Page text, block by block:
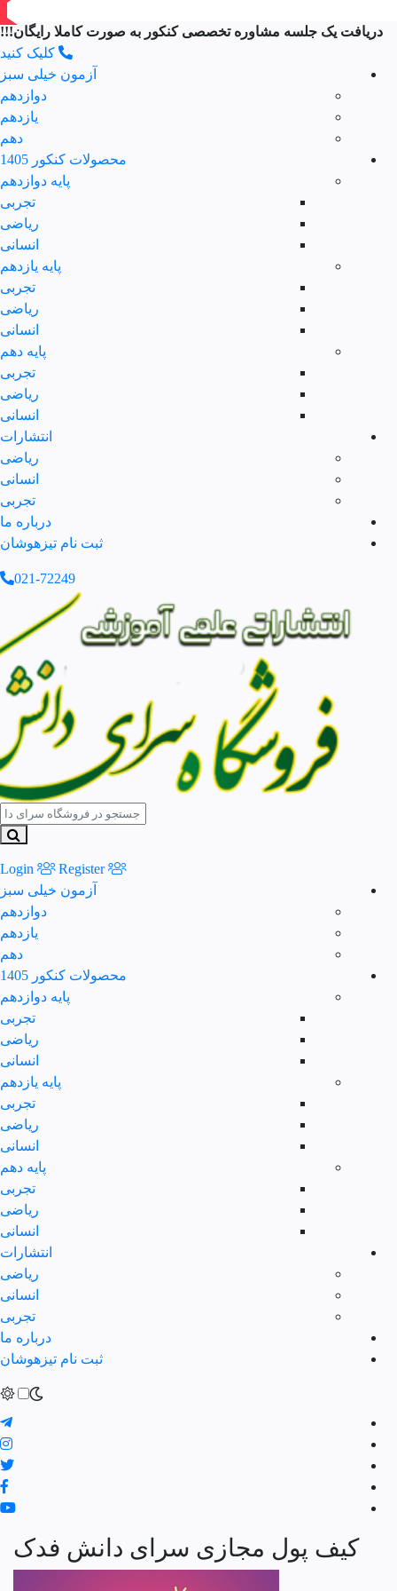
دریافت یک جلسه مشاوره تخصصی کنکور به صورت کاملا رایگان!!!
کلیک کنید
آزمون خیلی سبز
دوازدهم
یازدهم
دهم
محصولات کنکور 1405
پایه دوازدهم
تجربی
ریاضی
انسانی
پایه یازدهم
تجربی
ریاضی
انسانی
پایه دهم
تجربی
ریاضی
انسانی
انتشارات
ریاضی
انسانی
تجربی
درباره ما
ثبت نام تیزهوشان
021-72249
Login
Register
آزمون خیلی سبز
دوازدهم
یازدهم
دهم
محصولات کنکور 1405
پایه دوازدهم
تجربی
ریاضی
انسانی
پایه یازدهم
تجربی
ریاضی
انسانی
پایه دهم
تجربی
ریاضی
انسانی
انتشارات
ریاضی
انسانی
تجربی
درباره ما
ثبت نام تیزهوشان
کیف پول مجازی سرای دانش فدک